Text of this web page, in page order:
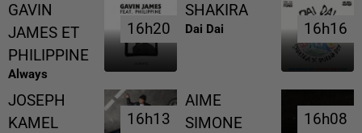
GAVIN
JAMES ET
PHILIPPINE
Always
16h20
16h20
SHAKIRA
Dai Dai 16h16
16h16
JOSEPH
KAMEL
16h13
16h13
AIME
SIMONE
16h08
16h08